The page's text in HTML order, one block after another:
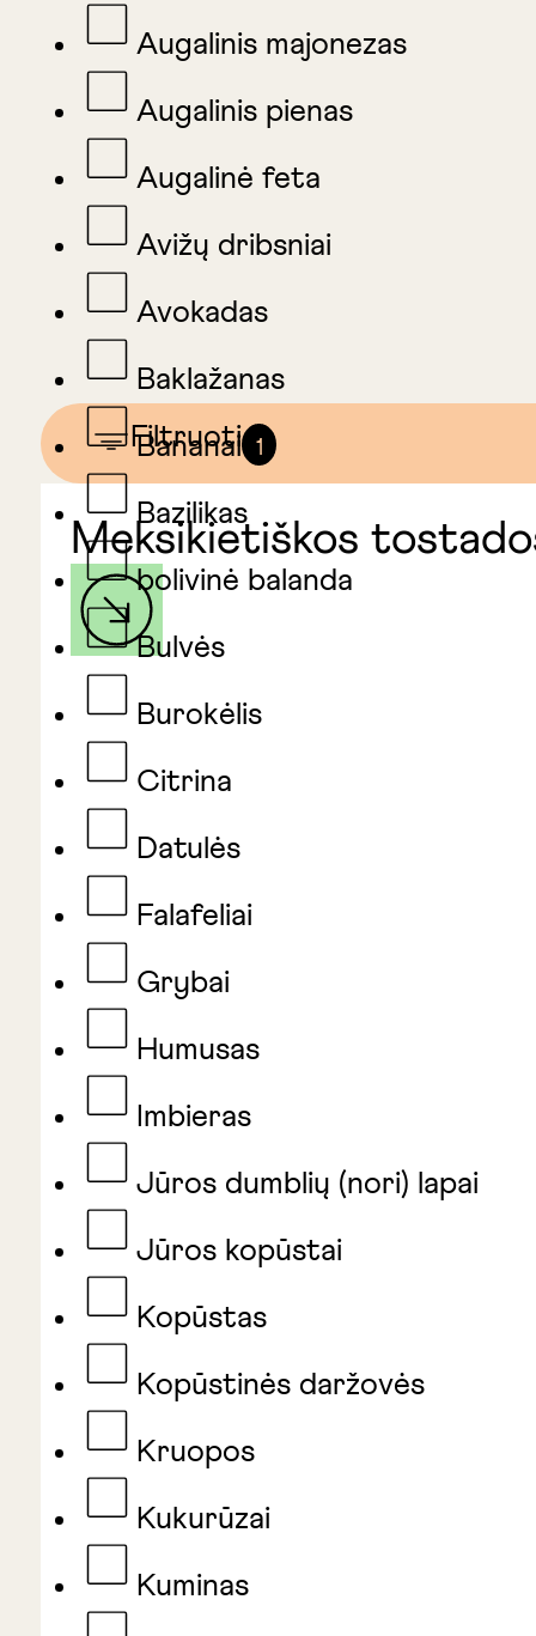
Filtruoti 1
Augalinis majonezas
Augalinis pienas
Augalinė feta
Avižų dribsniai
Avokadas
Baklažanas
Bananai
Bazilikas
bolivinė balanda
Bulvės
Burokėlis
Citrina
Datulės
Falafeliai
Grybai
Humusas
Imbieras
Jūros dumblių (nori) lapai
Jūros kopūstai
Kopūstas
Kopūstinės daržovės
Kruopos
Kukurūzai
Kuminas
Meksikietiškos